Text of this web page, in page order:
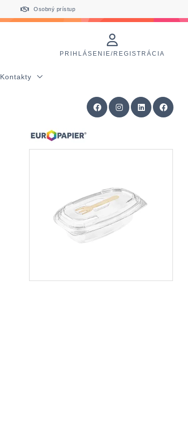
Osobný prístup
PRIHLÁSENIE/REGISTRÁCIA
Kontakty